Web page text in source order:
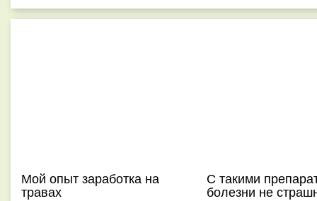
Мой опыт заработка на
травах
С такими
болезни не